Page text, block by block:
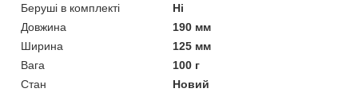
Беруші в комплекті
Ні
Довжина
190 мм
Ширина
125 мм
Вага
100 г
Стан
Новий